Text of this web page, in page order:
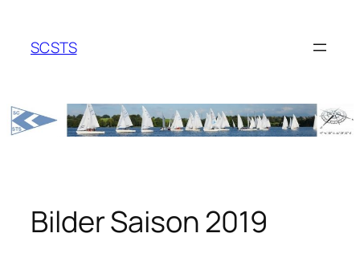
springen
SCSTS
Bilder Saison 2019